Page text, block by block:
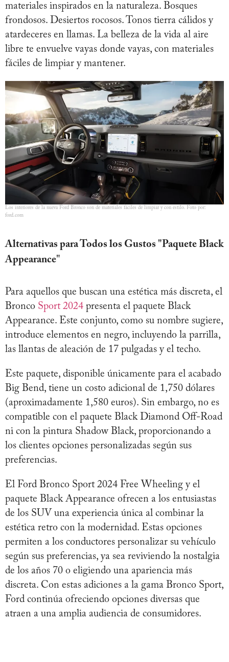
materiales inspirados en la naturaleza. Bosques
frondosos. Desiertos rocosos. Tonos tierra cálidos y
atardeceres en llamas. La belleza de la vida al aire
libre te envuelve vayas donde vayas, con materiales
fáciles de limpiar y mantener.
Los interiores de la nueva Ford Bronco son de materiales fáciles de limpiar y con estilo. Foto por:
ford.com
Alternativas para Todos los Gustos "Paquete Black
Appearance"
Para aquellos que buscan una estética más discreta, el
Bronco Sport 2024 presenta el paquete Black
Appearance. Este conjunto, como su nombre sugiere,
introduce elementos en negro, incluyendo la parrilla,
las llantas de aleación de 17 pulgadas y el techo.
Este paquete, disponible únicamente para el acabado
Big Bend, tiene un costo adicional de 1,750 dólares
(aproximadamente 1,580 euros). Sin embargo, no es
compatible con el paquete Black Diamond Off-Road
ni con la pintura Shadow Black, proporcionando a
los clientes opciones personalizadas según sus
preferencias.
El Ford Bronco Sport 2024 Free Wheeling y el
paquete Black Appearance ofrecen a los entusiastas
de los SUV una experiencia única al combinar la
estética retro con la modernidad. Estas opciones
permiten a los conductores personalizar su vehículo
según sus preferencias, ya sea reviviendo la nostalgia
de los años 70 o eligiendo una apariencia más
discreta. Con estas adiciones a la gama Bronco Sport,
Ford continúa ofreciendo opciones diversas que
atraen a una amplia audiencia de consumidores.